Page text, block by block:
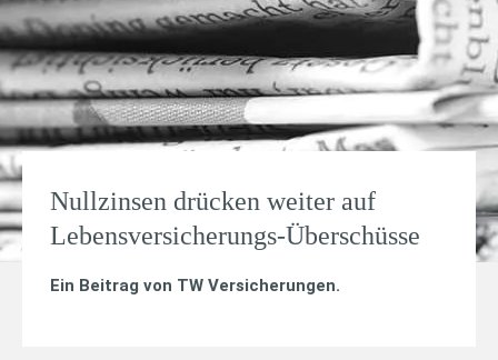
Nullzinsen drücken weiter auf
Lebensversicherungs-Überschüsse
Ein Beitrag von TW Versicherungen.